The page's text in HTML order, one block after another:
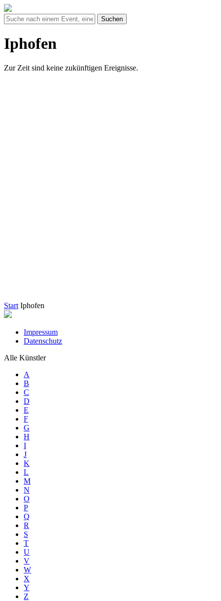
Suchen
Iphofen
Zur Zeit sind keine zukünftigen Ereignisse.
Start Iphofen
Impressum
Datenschutz
Alle Künstler
A
B
C
D
E
F
G
H
I
J
K
L
M
N
O
P
Q
R
S
T
U
V
W
X
Y
Z